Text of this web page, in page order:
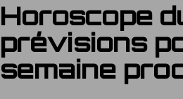
Horoscope
prévisions
semaine